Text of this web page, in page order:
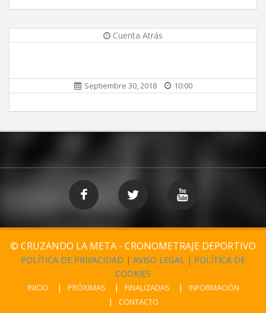
Cuenta Atrás
Septiembre 30, 2018 10:00
© CRUZANDO LA META - CRONOMETRAJE DEPORTIVO
POLÍTICA DE PRIVACIDAD | AVISO LEGAL | POLÍTICA DE
COOKIES
INICIO PRÓXIMAS FINALIZADAS
INFORMACIÓN
CONTACTO